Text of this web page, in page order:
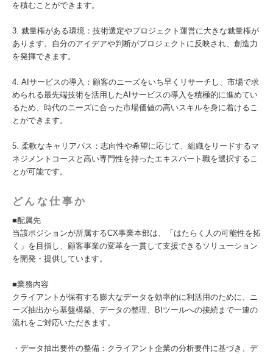
を積むことができます。
3. 裁量権がある環境：技術選定やプロジェクト運営に大きな裁量権が
あります。自分のアイデアや判断がプロジェクトに反映され、創造力
を発揮できます。
4. AIサービスの導入：顧客のニーズをいち早くリサーチし、市場で求
められる最先端技術を活用したAIサービスの導入を積極的に進めてい
るため、時代のニーズに合った市場価値の高いスキルを身に着けるこ
とができます。
5. 柔軟なキャリアパス：志向性や希望に応じて、組織をリードするマ
ネジメントコースと高い専門性を持ったエキスパート職を選択するこ
とが可能です。
どんな仕事か
■配属先
当該ポジションが所属するCX事業本部は、「はたらく人の可能性を拓
く」を目指し、顧客事業の変革を一貫して支援できるソリューション
を開発・提供しています。
■業務内容
クライアントが保有する膨大なデータを効率的に利活用のために、ニ
ーズ抽出から基盤構築、データの整理、BIツールへの接続まで一連の
流れをご対応いただきます。
・データ抽出要件の整備：クライアント企業の分析要件に基づき、デ